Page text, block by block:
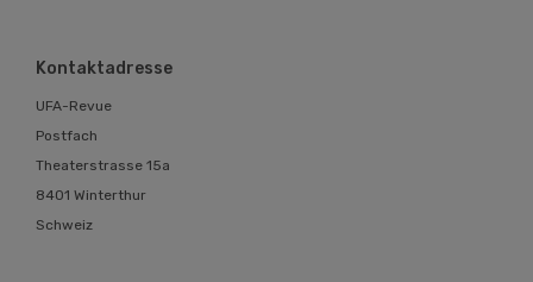
Kontaktadresse
UFA-Revue
Postfach
Theaterstrasse 15a
8401 Winterthur
Schweiz